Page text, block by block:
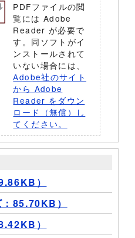
PDFファイルの閲
覧には Adobe
Reader が必要で
す。同ソフトがイ
ンストールされて
いない場合には、
Adobe社のサイト
から Adobe
Reader をダウン
ロード（無償）し
てください。
）
85.70KB）
）